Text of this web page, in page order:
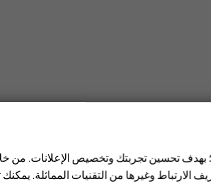
بهدف تحسين تجربتك وتخصيص الإعلانات. من
وغيرها من التقنيات المماثلة. يمكنك